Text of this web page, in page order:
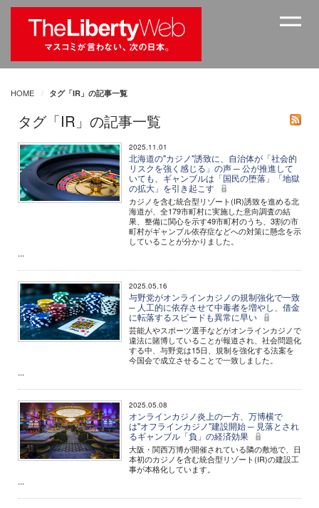
HOME タグ「IR」の記事一覧
タグ「IR」の記事一覧
2025.11.01
北海道の"カジノ"誘致に、自治体が「社会的
リスクを強く感じる」の声 ─ 公が推進して
いても、ギャンブルは「国民の堕落」「地獄
の拡大」を引き起こす
カジノを含む統合型リゾート(IR)誘致を進める北
海道が、全179市町村に実施した意向調査の結
果、整備に関心を示す49市町村のうち、3割の市
町村がギャンブル依存症などへの対策に懸念を示
していることが分かりました。
...
2025.05.16
与野党がオンラインカジノの規制強化で一致
─ 人工的に依存させて中毒者を増やし、借金
に転落するスピードも異常に早い
芸能人やスポーツ選手などがオンラインカジノで
違法に賭博していることが報道され、社会問題化
する中、与野党は15日、規制を強化する法案を
今国会で成立させることで一致しました。
...
2025.05.08
オンラインカジノ炎上の一方、万博横で
は"オフラインカジノ"建設開始 ─ 見落とされ
るギャンブル「負」の経済効果
大阪・関西万博が開催されている隣の敷地で、日
本初のカジノを含む統合型リゾート(IR)の建設工
事が本格化しています。
...